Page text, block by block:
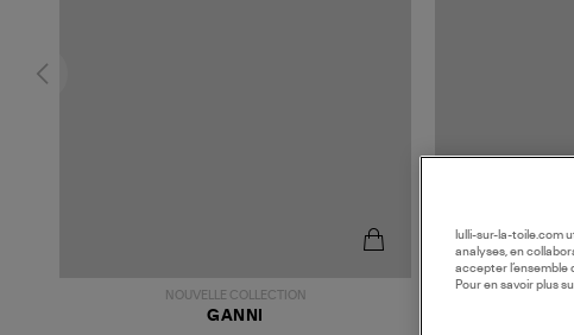
NOUVELLE COLLECTION
GANNI
lulli-sur-la-toile.com
analyses, en
accepter l’ensemble
Pour en savoir plus